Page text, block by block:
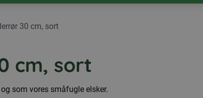
30 cm, sort
cm, sort
som vores småfugle elsker.